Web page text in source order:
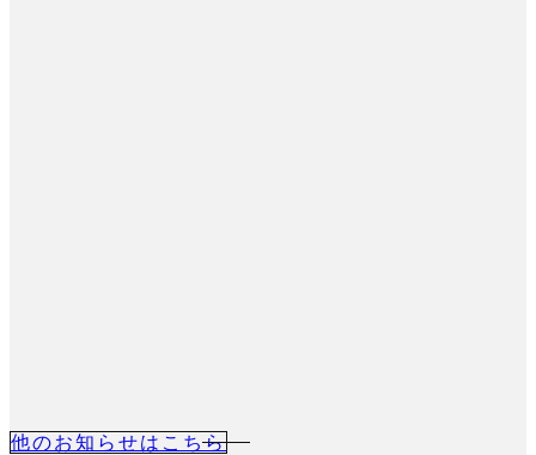
他のお知らせはこちら